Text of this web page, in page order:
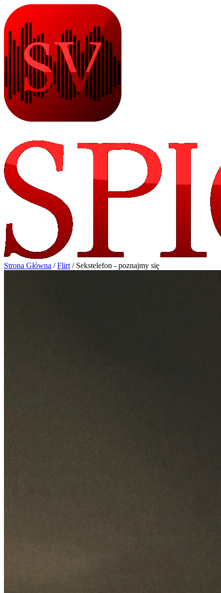
Strona Główna / Flirt / Sekstelefon - poznajmy się